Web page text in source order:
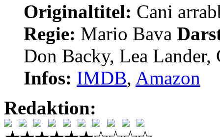
Originaltitel: Cani
Regie: Mario Bava
Don Backy, Lea Lander,
Infos: IMDB, Amazon
Redaktion: